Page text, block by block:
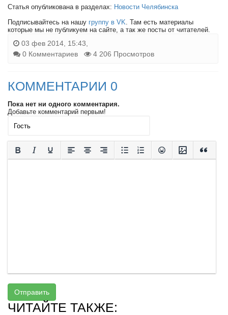
Статья опубликована в разделах: Новости Челябинска
Подписывайтесь на нашу группу в VK. Там есть материалы
которые мы не публикуем на сайте, а так же посты от читателей.
03 фев 2014, 15:43,
0 Комментариев
4 206 Просмотров
КОММЕНТАРИИ 0
Пока нет ни одного комментария.
Добавьте комментарий первым!
Отправить
ЧИТАЙТЕ ТАКЖЕ: